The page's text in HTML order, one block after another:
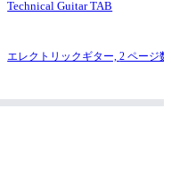
ソン･ベッカー
Technical Guitar TAB
エレクトリックギター,2 ページ数